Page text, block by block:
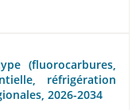
(fluorocarbures,
réfrigération
2026-2034